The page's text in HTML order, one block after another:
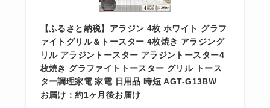
【ふるさと納税】アラジン 4枚 ホワイト グラフ
ァイトグリル＆トースター 4枚焼き アラジング
リル アラジントースター アラジントースター4
枚焼き グラファイトトースター グリル トース
ター調理家電 家電 日用品 時短 AGT-G13BW
お届け：約1ヶ月後お届け